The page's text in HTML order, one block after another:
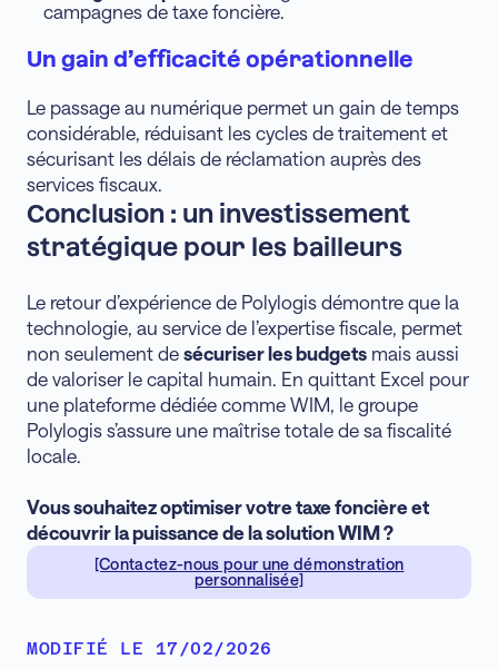
campagnes de taxe foncière.
Un gain d’efficacité opérationnelle
Le passage au numérique permet un gain de temps
considérable, réduisant les cycles de traitement et
sécurisant les délais de réclamation auprès des
services fiscaux.
Conclusion : un investissement
stratégique pour les bailleurs
Le retour d’expérience de Polylogis démontre que la
technologie, au service de l’expertise fiscale, permet
non seulement de sécuriser les budgets mais aussi
de valoriser le capital humain. En quittant Excel pour
une plateforme dédiée comme WIM, le groupe
Polylogis s’assure une maîtrise totale de sa fiscalité
locale.
Vous souhaitez optimiser votre taxe foncière et
découvrir la puissance de la solution WIM ?
[Contactez-nous pour une démonstration
personnalisée]
MODIFIÉ LE 17/02/2026